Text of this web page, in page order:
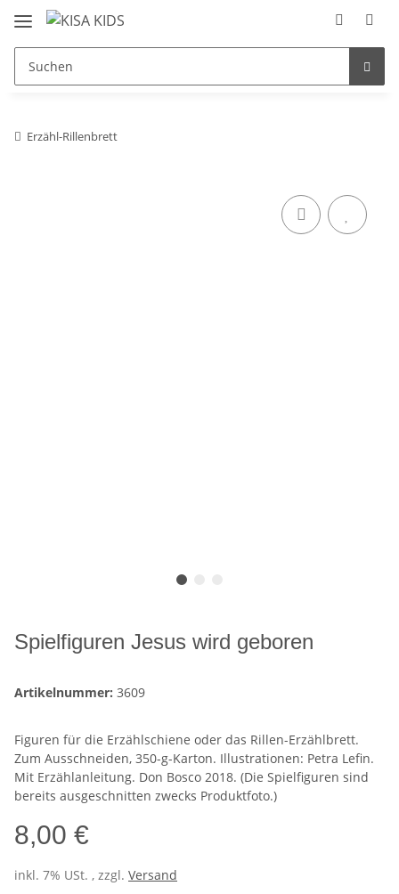
Erzähl-Rillenbrett
Spielfiguren Jesus wird geboren
Artikelnummer: 3609
Figuren für die Erzählschiene oder das Rillen-Erzählbrett.
Zum Ausschneiden, 350-g-Karton. Illustrationen: Petra Lefin.
Mit Erzählanleitung. Don Bosco 2018. (Die Spielfiguren sind
bereits ausgeschnitten zwecks Produktfoto.)
8,00 €
inkl. 7% USt. , zzgl. Versand